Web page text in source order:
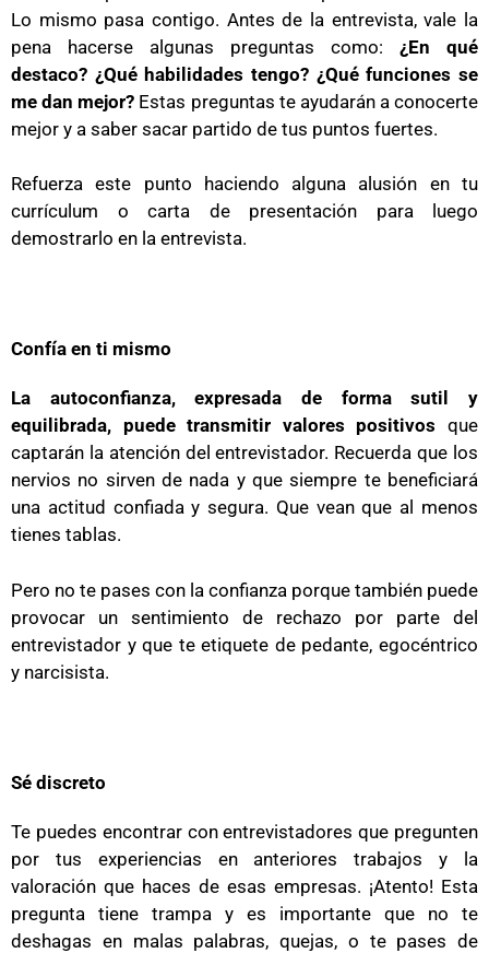
Lo mismo pasa contigo. Antes de la entrevista, vale la
pena hacerse algunas preguntas como: ¿En qué
destaco? ¿Qué habilidades tengo? ¿Qué funciones se
me dan mejor? Estas preguntas te ayudarán a conocerte
mejor y a saber sacar partido de tus puntos fuertes.
Refuerza este punto haciendo alguna alusión en tu
currículum o carta de presentación para luego
demostrarlo en la entrevista.
Confía en ti mismo
La autoconfianza, expresada de forma sutil y
equilibrada, puede transmitir valores positivos que
captarán la atención del entrevistador. Recuerda que los
nervios no sirven de nada y que siempre te beneficiará
una actitud confiada y segura. Que vean que al menos
tienes tablas.
Pero no te pases con la confianza porque también puede
provocar un sentimiento de rechazo por parte del
entrevistador y que te etiquete de pedante, egocéntrico
y narcisista.
Sé discreto
Te puedes encontrar con entrevistadores que pregunten
por tus experiencias en anteriores trabajos y la
valoración que haces de esas empresas. ¡Atento! Esta
pregunta tiene trampa y es importante que no te
deshagas en malas palabras, quejas, o te pases de